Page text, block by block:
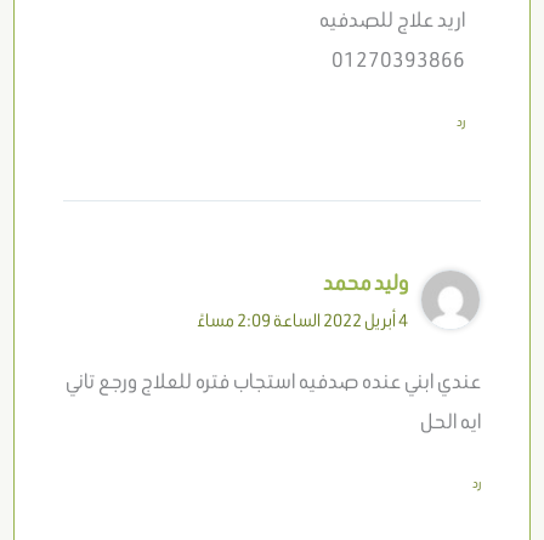
اريد علاج للصدفيه
01270393866
رد
وليد محمد
4 أبريل 2022 الساعة 2:09 مساءً
عندي ابني عنده صدفيه استجاب فتره للعلاج ورجع تاني
ايه الحل
رد